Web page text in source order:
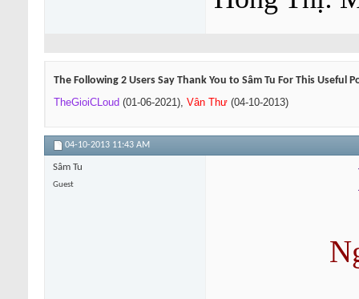
The Following 2 Users Say Thank You to Sâm Tu For This Useful
TheGioiCLoud (01-06-2021), Vân Thư (04-10-2013)
04-10-2013 11:43 AM
Sâm Tu
Guest